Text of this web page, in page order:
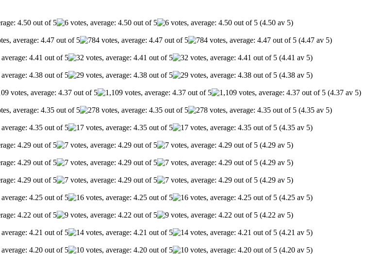
(4.50 av 5)
(4.47 av 5)
(4.41 av 5)
(4.38 av 5)
(4.37 av 5)
(4.35 av 5)
(4.35 av 5)
(4.29 av 5)
(4.29 av 5)
(4.29 av 5)
(4.25 av 5)
(4.22 av 5)
(4.21 av 5)
(4.20 av 5)